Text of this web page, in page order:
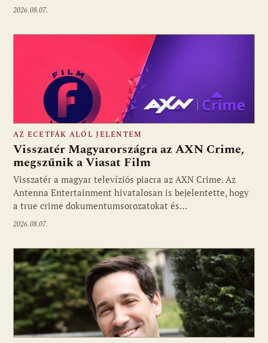
2026.08.07.
Fotó: media1.hu
AZ ECETFÁK ALÓL JELENTEM
Visszatér Magyarországra az AXN Crime,
megszűnik a Viasat Film
Visszatér a magyar televíziós piacra az AXN Crime. Az
Antenna Entertainment hivatalosan is bejelentette, hogy
a true crime dokumentumsorozatokat és…
2026.08.07.